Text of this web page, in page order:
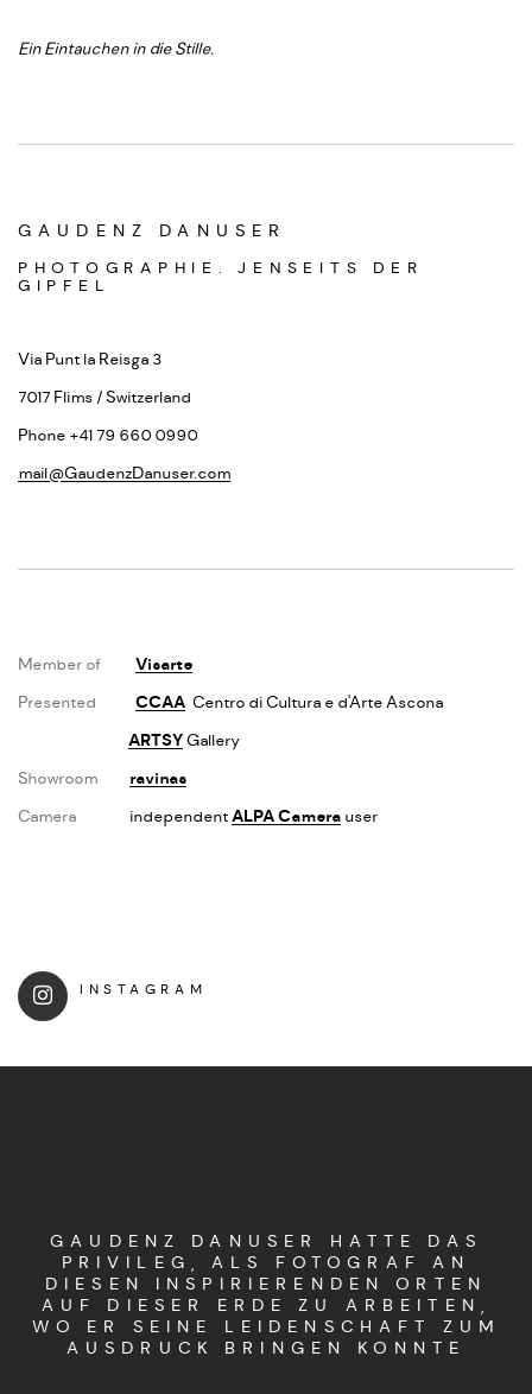
Ein Eintauchen in die Stille.
GAUDENZ DANUSER
PHOTOGRAPHIE. JENSEITS DER
GIPFEL
Via Punt la Reisga 3
7017 Flims / Switzerland
Phone +41 79 660 0990
mail@GaudenzDanuser.com
Member of
Visarte
Presented
CCAA Centro di Cultura e d'Arte Ascona
ARTSYGallery
Showroom
ravinas
Camera independentALPA Camera user
INSTAGRAM
GAUDENZ DANUSER HATTE DAS
PRIVILEG, ALS FOTOGRAF AN
DIESEN INSPIRIERENDEN ORTEN
AUF DIESER ERDE ZU ARBEITEN,
WO ER SEINE LEIDENSCHAFT ZUM
AUSDRUCK BRINGEN KONNTE